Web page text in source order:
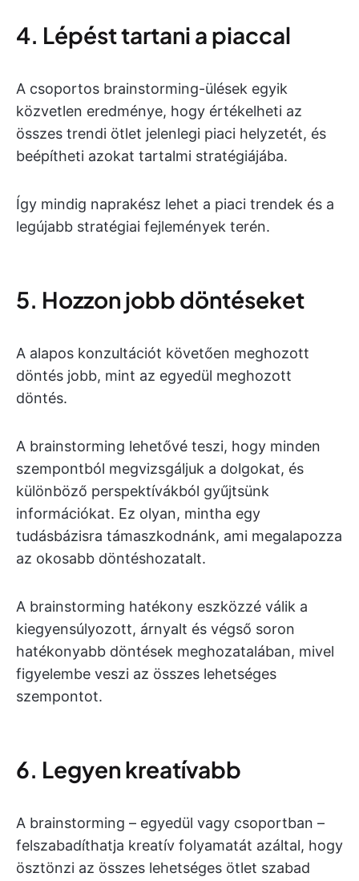
4. Lépést tartani a piaccal
A csoportos brainstorming-ülések egyik
közvetlen eredménye, hogy értékelheti az
összes trendi ötlet jelenlegi piaci helyzetét, és
beépítheti azokat tartalmi stratégiájába.
Így mindig naprakész lehet a piaci trendek és a
legújabb stratégiai fejlemények terén.
5. Hozzon jobb döntéseket
A alapos konzultációt követően meghozott
döntés jobb, mint az egyedül meghozott
döntés.
A brainstorming lehetővé teszi, hogy minden
szempontból megvizsgáljuk a dolgokat, és
különböző perspektívákból gyűjtsünk
információkat. Ez olyan, mintha egy
tudásbázisra támaszkodnánk, ami megalapozza
az okosabb döntéshozatalt.
A brainstorming hatékony eszközzé válik a
kiegyensúlyozott, árnyalt és végső soron
hatékonyabb döntések meghozatalában, mivel
figyelembe veszi az összes lehetséges
szempontot.
6. Legyen kreatívabb
A brainstorming – egyedül vagy csoportban –
felszabadíthatja kreatív folyamatát azáltal, hogy
ösztönzi az összes lehetséges ötlet szabad